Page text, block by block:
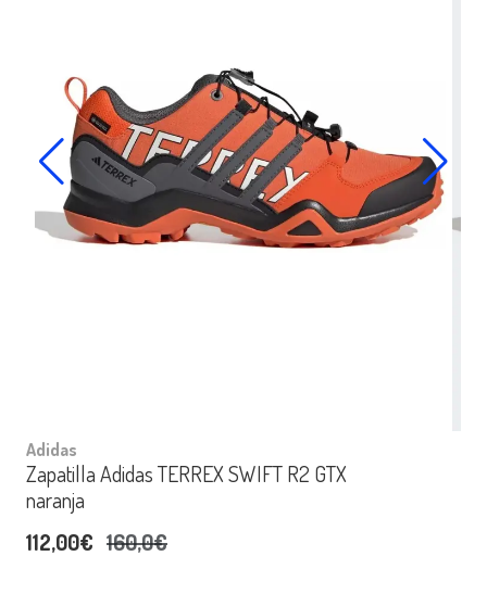
Adidas
Zapatilla Adidas TERREX SWIFT R2 GTX
naranja
112,00€ 160,0€